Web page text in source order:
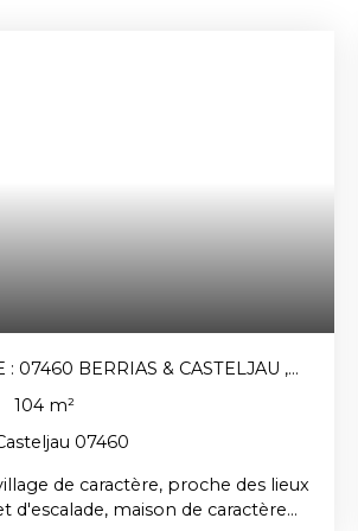
: 07460 BERRIAS & CASTELJAU ,
AVEC TERRASSE.
104 m²
07460
de caractère, proche des lieux
d'escalade, maison de caractère